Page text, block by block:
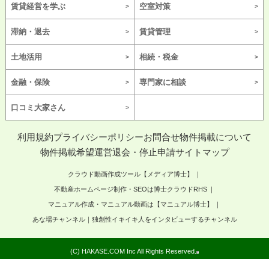
賃貸経営を学ぶ 空室対策
滞納・退去 賃貸管理
土地活用 相続・税金
金融・保険 専門家に相談
口コミ大家さん
利用規約プライバシーポリシーお問合せ物件掲載について
物件掲載希望運営退会・停止申請サイトマップ
クラウド動画作成ツール【メディア博士】
不動産ホームページ制作・SEOは博士クラウドRHS
マニュアル作成・マニュアル動画は【マニュアル博士】
あな場チャンネル｜独創性イキイキ人をインタビューするチャンネル
(C) HAKASE.COM Inc All Rights Reserved.